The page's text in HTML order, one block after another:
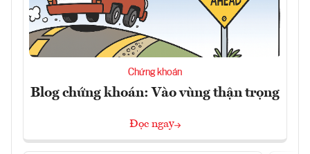
Chứng khoán
Blog chứng khoán: Vào vùng thận trọng
Đọc ngay